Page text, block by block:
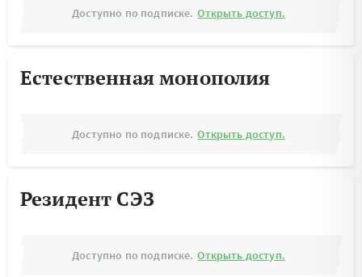
Доступно по подписке. Открыть доступ.
Естественная монополия
Доступно по подписке. Открыть доступ.
Резидент СЭЗ
Доступно по подписке. Открыть доступ.